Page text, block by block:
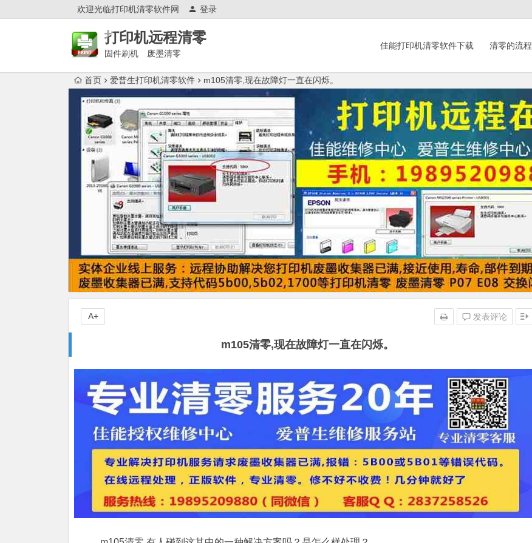
欢迎光临打印机清零软件网 登录
打印机远程清零
固件刷机 废墨清零
佳能打印机清零软件下载 清零的流程
首页 爱普生打印机清零软件 m105清零,现在故障灯一直在闪烁。
m105清零,现在故障灯一直在闪烁。
发表评论
A+